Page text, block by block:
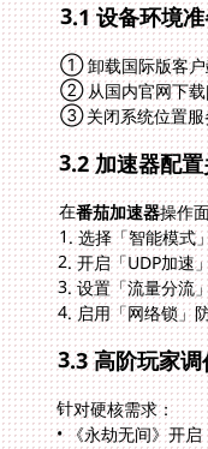
3.1 设备环境
① 卸载国际版客
② 从国内官网下载
③ 关闭系统位置服
3.2 加速器配
在番茄加速器操作
1. 选择「智能模式
2. 开启「UDP加速
3. 设置「流量分流
4. 启用「网络锁」
3.3 高阶玩家
针对硬核需求：
• 《永劫无间》开